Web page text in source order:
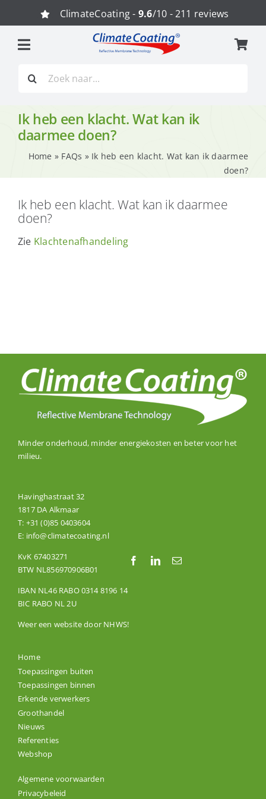
naar
inhoud
ClimateCoating - 9.6/10 - 211 reviews
naar:
Ik heb een klacht. Wat kan ik
daarmee doen?
Home » FAQs » Ik heb een klacht. Wat kan ik daarmee
doen?
Ik heb een klacht. Wat kan ik daarmee
doen?
Zie Klachtenafhandeling
Minder onderhoud, minder energiekosten en beter voor het
milieu.
Home
Toepassingen buiten
Toepassingen binnen
Erkende verwerkers
Groothandel
Nieuws
Referenties
Webshop
Algemene voorwaarden
Privacybeleid
Havinghastraat 32
1817 DA Alkmaar
T: +31 (0)85 0403604
E: info@climatecoating.nl
KvK 67403271
BTW NL856970906B01
IBAN NL46 RABO 0314 8196 14
BIC RABO NL 2U
Weer een website door NHWS!